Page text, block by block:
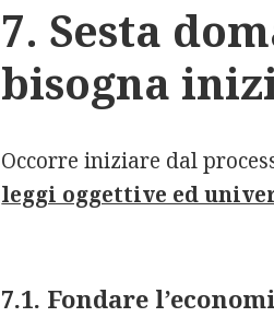
7. Sesta
bisogna
Occorre iniziare dal
leggi oggettive ed
7.1. Fondare